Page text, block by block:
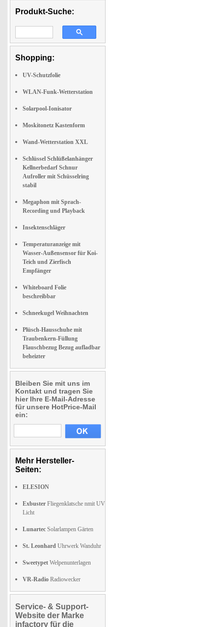
Produkt-Suche:
Shopping:
UV-Schutzfolie
WLAN-Funk-Wetterstation
Solarpool-Ionisator
Moskitonetz Kastenform
Wand-Wetterstation XXL
Schlüssel Schlüßelanhänger
Kellnerbedarf Schnur
Aufroller mit Schüsselring
stabil
Megaphon mit Sprach-
Recording und Playback
Insektenschläger
Temperaturanzeige mit
Wasser-Außensensor für Koi-
Teich und Zierfisch
Empfänger
Whiteboard Folie
beschreibbar
Schneekugel Weihnachten
Plüsch-Hausschuhe mit
Traubenkern-Füllung
Flauschbezug Bezug aufladbar
beheizter
Bleiben Sie mit uns im
Kontakt und tragen Sie
hier Ihre E-Mail-Adresse
für unsere HotPrice-Mail
ein:
Mehr Hersteller-
Seiten:
ELESION
Exbuster Fliegenklatsche nmit UV
Licht
Lunartec Solarlampen Gärten
St. Leonhard Uhrwerk Wanduhr
Sweetypet Welpenunterlagen
VR-Radio Radiowecker
Service- & Support-
Website der Marke
infactory für die